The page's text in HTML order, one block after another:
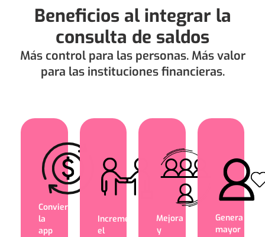
Beneficios al integrar la
consulta de saldos
Más control para las personas. Más valor
para las instituciones financieras.
Convierte
la
app
Incrementa
el
Mejora
y
Genera
mayor